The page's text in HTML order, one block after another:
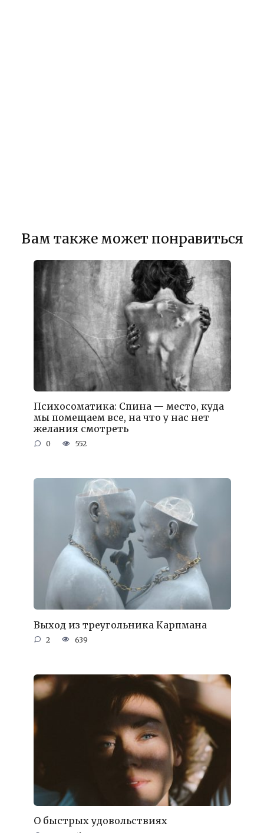
Вам также может понравиться
Психосоматика: Спина — место, куда
мы помещаем все, на что у нас нет
желания смотреть
0 552
Выход из треугольника Карпмана
2 639
О быстрых удовольствиях